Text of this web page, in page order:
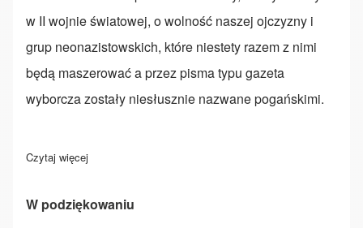
w II wojnie światowej, o wolność naszej ojczyzny i
grup neonazistowskich, które niestety razem z nimi
będą maszerować a przez pisma typu gazeta
wyborcza zostały niesłusznie nazwane pogańskimi.
Czytaj więcej
W podziękowaniu